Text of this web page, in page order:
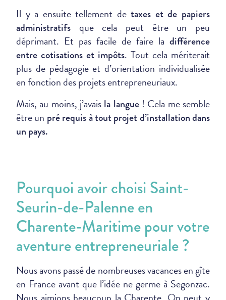
Il y a ensuite tellement detaxes et de papiers
administratifs que cela peut être un peu
déprimant. Et pas facile de faire la différence
entre cotisations et impôts. Tout cela mériterait
plus de pédagogie et d’orientation individualisée
en fonction des projets entrepreneuriaux.
Mais, au moins, j’avais la langue! Cela me semble
être un pré requis à tout projet d’installation dans
un pays.
Pourquoi avoir choisi Saint-
Seurin-de-Palenne en
Charente-Maritime pour votre
aventure entrepreneuriale ?
Nous avons passé de nombreuses vacances en gîte
en France avant que l’idée ne germe à Segonzac.